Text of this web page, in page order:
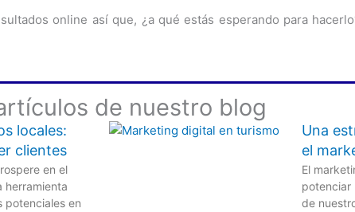
online así que, ¿a qué estás esperando para
de nuestro blog
locales:
clientes
en el
herramienta
potenciales en
Una
el
El
potenciar
de